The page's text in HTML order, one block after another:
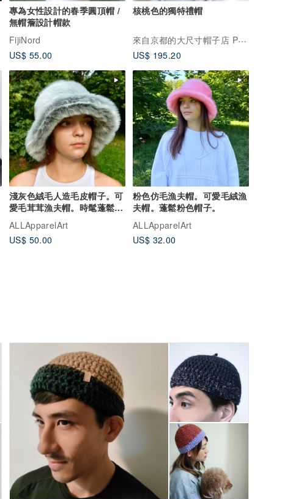
專為女性設計的春季圓頂帽 /
無帽簷設計帽款
FijiNord
US$ 55.00
核桃色的獨特禮帽
來自京都的大尺寸帽子店 Poppins
US$ 195.20
淺灰色絨毛人造毛皮帽子。可
愛毛茸茸漁夫帽。時髦蓬鬆毛
ALLApparelArt
US$ 50.00
粉色仿毛漁夫帽。可愛毛絨漁
夫帽。蓬鬆粉色帽子。
ALLApparelArt
US$ 32.00